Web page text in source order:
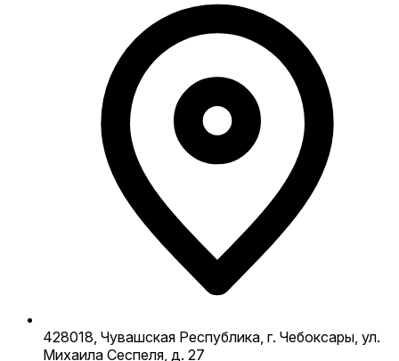
428018, Чувашская Республика, г. Чебоксары, ул.
Михаила Сеспеля, д. 27